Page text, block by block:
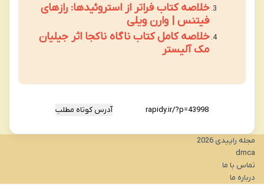
خلاصه کتاب فراتر از استروئیدها: رازهای
فیتنس | وارن ویلی
خلاصه کامل کتاب ناگاه ناکجا اثر جیلیان
مک آلیستر
آدرس کوتاه مطلب
مجله راپیدی 2026
dmca
تماس با ما
درباره ما